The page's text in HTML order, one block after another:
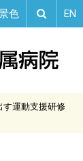
色 EN
す運動支援研修